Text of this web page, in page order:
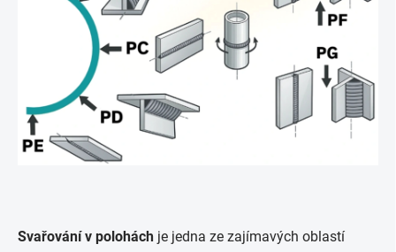
Svařování v polohách je jedna ze zajímavých oblastí